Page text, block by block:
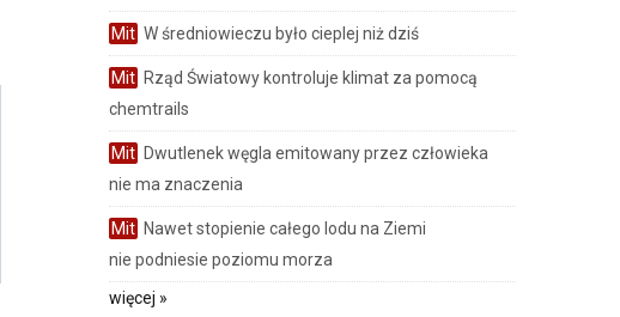
Mit W średniowieczu było cieplej niż dziś
Mit Rząd Światowy kontroluje klimat za pomocą
chemtrails
Mit Dwutlenek węgla emitowany przez człowieka
nie ma znaczenia
Mit Nawet stopienie całego lodu na Ziemi
nie podniesie poziomu morza
więcej »